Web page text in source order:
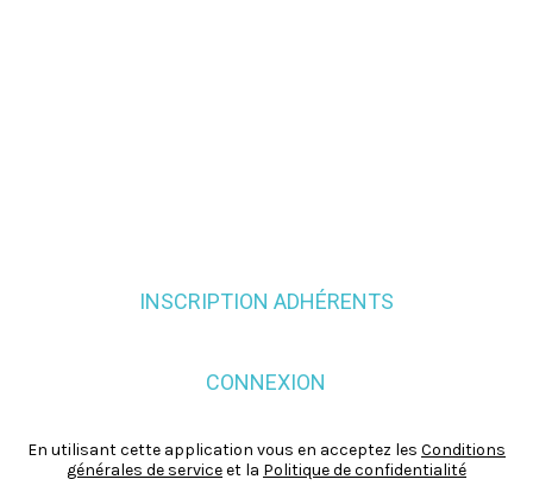
INSCRIPTION ADHÉRENTS
CONNEXION
En utilisant cette application vous en acceptez les Conditions
générales de serviceet la Politique de confidentialité